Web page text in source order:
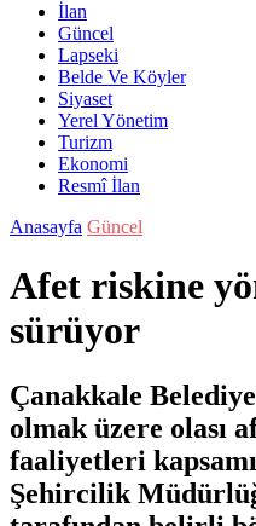
İlan
Güncel
Lapseki
Belde Ve Köyler
Siyaset
Yerel Yönetim
Turizm
Ekonomi
Resmî İlan
Anasayfa Güncel
Afet riskine
sürüyor
Çanakkale
olmak üzere olası
faaliyetleri
Şehircilik